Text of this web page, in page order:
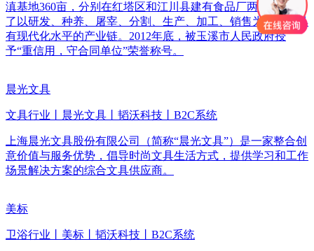
滇基地360亩，分别在红塔区和江川县建有食品厂两个，形成
了以研发、种养、屠宰、分割、生产、加工、销售为一体的具
有现代化水平的产业链。2012年底，被玉溪市人民政府授
予“重信用，守合同单位”荣誉称号。
晨光文具
文具行业丨晨光文具丨韬沃科技丨B2C系统
上海晨光文具股份有限公司（简称“晨光文具”）是一家整合创
意价值与服务优势，倡导时尚文具生活方式，提供学习和工作
场景解决方案的综合文具供应商。
美标
卫浴行业丨美标丨韬沃科技丨B2C系统